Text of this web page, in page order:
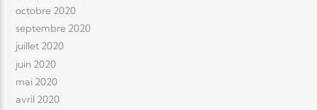
octobre 2020
septembre 2020
juillet 2020
juin 2020
mai 2020
avril 2020